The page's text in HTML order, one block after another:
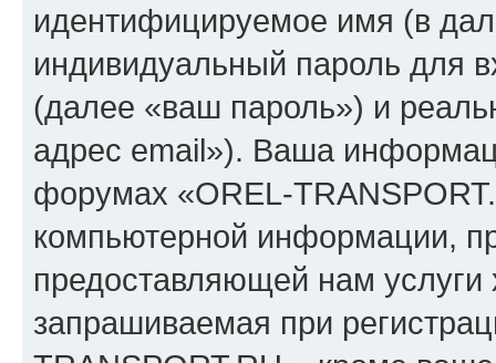
идентифицируемое имя (в
индивидуальный пароль для
(далее «ваш пароль») и
адрес email»). Ваша
форумах «OREL-
компьютерной информации,
предоставляющей нам
запрашиваемая при